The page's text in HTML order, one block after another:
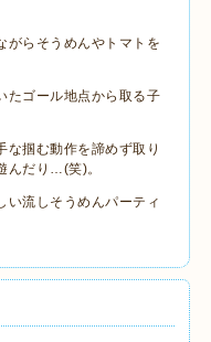
がらそうめんやトマトを
たゴール地点から取る子
な掴む動作を諦めず取り
んだり…(笑)。
い流しそうめんパーティ